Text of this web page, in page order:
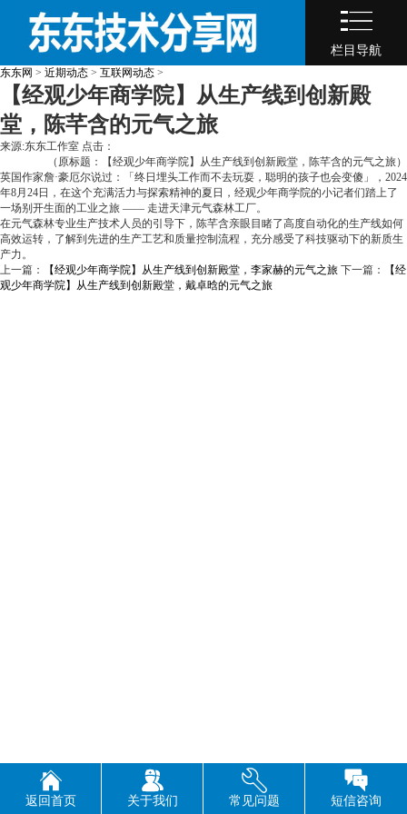
栏目导航
东东网 > 近期动态 > 互联网动态 >
【经观少年商学院】从生产线到创新殿
堂，陈芊含的元气之旅
来源:东东工作室 点击：
（原标题：【经观少年商学院】从生产线到创新殿堂，陈芊含的元气之旅）
英国作家詹·豪厄尔说过：「终日埋头工作而不去玩耍，聪明的孩子也会变傻」，2024
年8月24日，在这个充满活力与探索精神的夏日，经观少年商学院的小记者们踏上了
一场别开生面的工业之旅 —— 走进天津元气森林工厂。
在元气森林专业生产技术人员的引导下，陈芊含亲眼目睹了高度自动化的生产线如何
高效运转，了解到先进的生产工艺和质量控制流程，充分感受了科技驱动下的新质生
产力。
上一篇：
【经观少年商学院】从生产线到创新殿堂，李家赫的元气之旅 下一篇：
【经
观少年商学院】从生产线到创新殿堂，戴卓晗的元气之旅
返回首页 关于我们 常见问题 短信咨询